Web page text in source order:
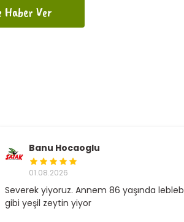
Haber Ver
Banu Hocaoglu
01.08.2026
Severek yiyoruz. Annem 86 yaşında leblebi
gibi yeşil zeytin yiyor